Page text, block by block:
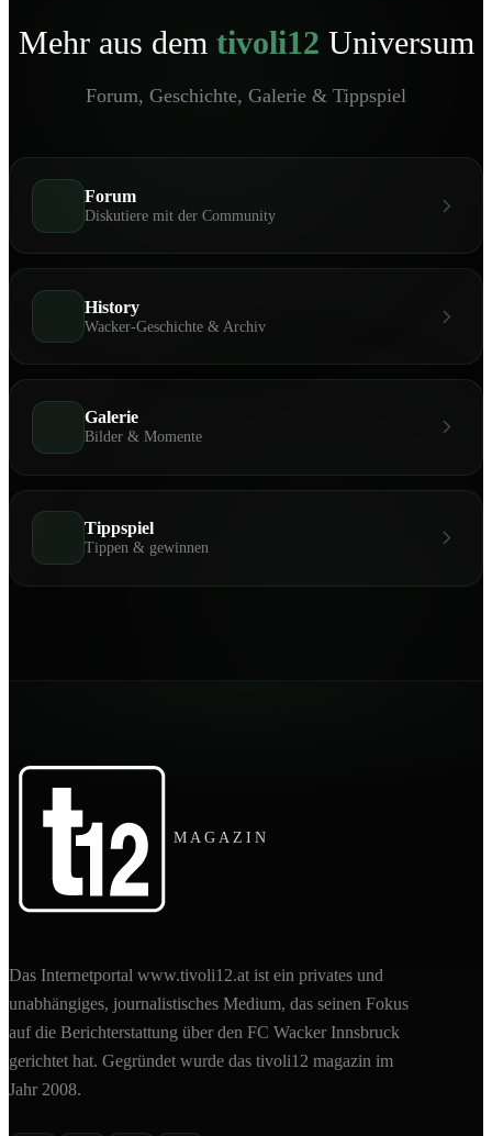
Mehr aus dem tivoli12 Universum
Forum, Geschichte, Galerie & Tippspiel
Forum
Diskutiere mit der Community
History
Wacker-Geschichte & Archiv
Galerie
Bilder & Momente
Tippspiel
Tippen & gewinnen
MAGAZIN
Das Internetportal www.tivoli12.at ist ein privates und
unabhängiges, journalistisches Medium, das seinen Fokus
auf die Berichterstattung über den FC Wacker Innsbruck
gerichtet hat. Gegründet wurde das tivoli12 magazin im
Jahr 2008.